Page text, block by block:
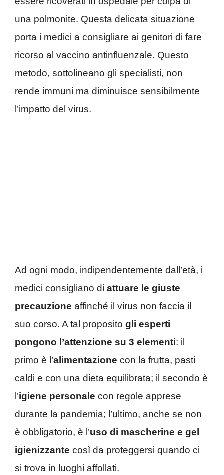
una polmonite. Questa delicata situazione
porta i medici a consigliare ai genitori di fare
ricorso al vaccino antinfluenzale. Questo
metodo, sottolineano gli specialisti, non
rende immuni ma diminuisce sensibilmente
l’impatto del virus.
Ad ogni modo, indipendentemente dall’età, i
medici consigliano di attuare le giuste
precauzione affinché il virus non faccia il
suo corso. A tal proposito gli esperti
pongono l’attenzione su 3 elementi: il
primo è l’alimentazione con la frutta, pasti
caldi e con una dieta equilibrata; il secondo è
l’igiene personale con regole apprese
durante la pandemia; l’ultimo, anche se non
è obbligatorio, è l’uso di mascherine e gel
igienizzante così da proteggersi quando ci
si trova in luoghi affollati.